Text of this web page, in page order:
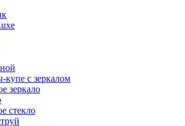
с зеркалом
зеркало
стекло